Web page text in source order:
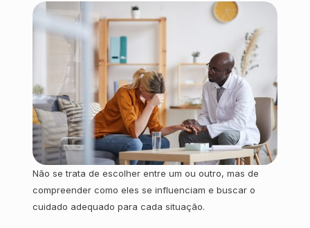
Não se trata de escolher entre um ou outro, mas de
compreender como eles se influenciam e buscar o
cuidado adequado para cada situação.